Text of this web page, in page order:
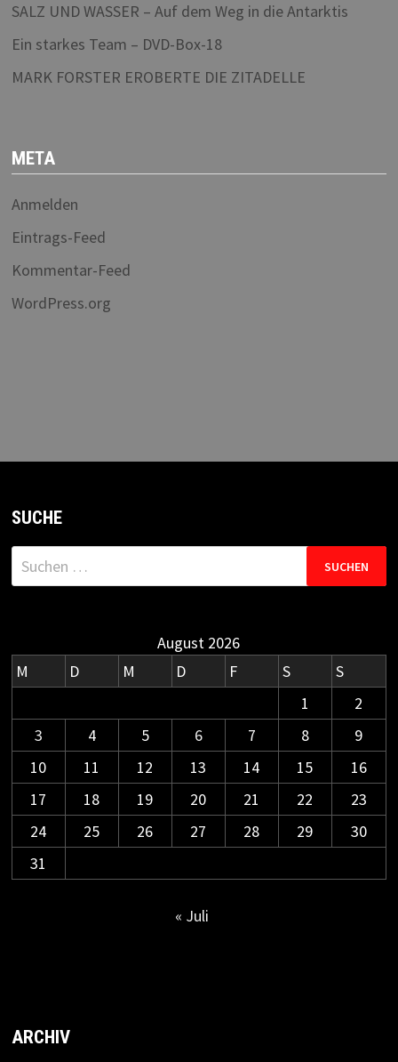
SALZ UND WASSER – Auf dem Weg in die Antarktis
Ein starkes Team – DVD-Box-18
MARK FORSTER EROBERTE DIE ZITADELLE
META
Anmelden
Eintrags-Feed
Kommentar-Feed
WordPress.org
SUCHE
Suchen
nach:
August 2026
M
D M D F S
S
1
2
3
4 5 6 7 8
9
10
11 12 13 14 15
16
17
18 19 20 21 22
23
24
25 26 27 28 29
30
31
« Juli
ARCHIV